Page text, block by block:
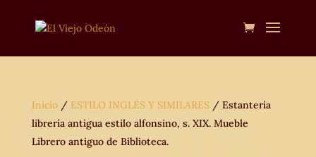
Inicio/ ESTILO INGLÉS Y SIMILARES/ Estantería
librería antigua estilo alfonsino, s. XIX. Mueble
Librero antiguo de Biblioteca.